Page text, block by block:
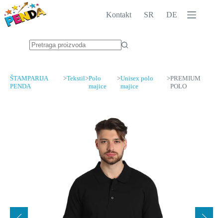
to
content
Kontakt SR DE
ŠTAMPARIJA
PENDA
>Tekstil>Polo
majice
>Unisex polo
majice
>PREMIUM
POLO